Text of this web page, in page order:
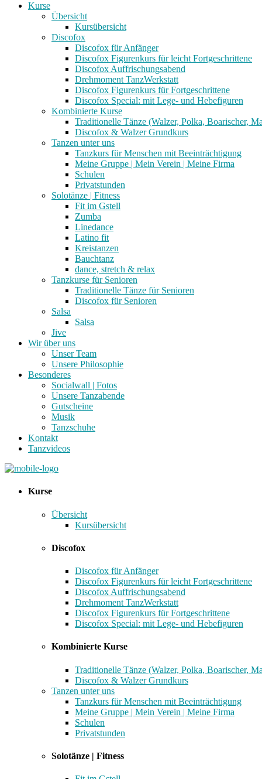
Kurse
Übersicht
Kursübersicht
Discofox
Discofox für Anfänger
Discofox Figurenkurs für leicht Fortgeschrittene
Discofox Auffrischungsabend
Drehmoment TanzWerkstatt
Discofox Figurenkurs für Fortgeschrittene
Discofox Special: mit Lege- und Hebefiguren
Kombinierte Kurse
Traditionelle Tänze (Walzer, Polka, Boarischer,
Discofox & Walzer Grundkurs
Tanzen unter uns
Tanzkurs für Menschen mit Beeinträchtigung
Meine Gruppe | Mein Verein | Meine Firma
Schulen
Privatstunden
Solotänze | Fitness
Fit im Gstell
Zumba
Linedance
Latino fit
Kreistanzen
Bauchtanz
dance, stretch & relax
Tanzkurse für Senioren
Traditionelle Tänze für Senioren
Discofox für Senioren
Salsa
Salsa
Jive
Wir über uns
Unser Team
Unsere Philosophie
Besonderes
Socialwall | Fotos
Unsere Tanzabende
Gutscheine
Musik
Tanzschuhe
Kontakt
Tanzvideos
Kurse
Übersicht
Kursübersicht
Discofox
Discofox für Anfänger
Discofox Figurenkurs für leicht Fortgeschrittene
Discofox Auffrischungsabend
Drehmoment TanzWerkstatt
Discofox Figurenkurs für Fortgeschrittene
Discofox Special: mit Lege- und Hebefiguren
Kombinierte Kurse
Traditionelle Tänze (Walzer, Polka, Boarischer,
Discofox & Walzer Grundkurs
Tanzen unter uns
Tanzkurs für Menschen mit Beeinträchtigung
Meine Gruppe | Mein Verein | Meine Firma
Schulen
Privatstunden
Solotänze | Fitness